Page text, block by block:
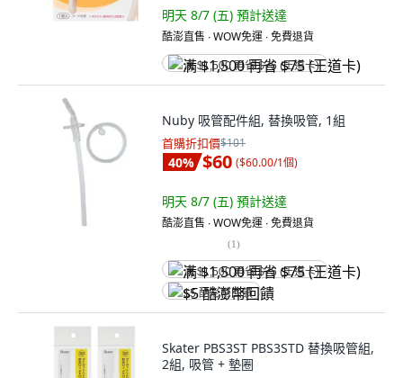
明天 8/7 (五) 預計送達
酷澎直售 ∙ WOW免運 ∙ 免費退貨
满 $1,500 再省 $75 (王道卡)
Nuby 吸管配件組, 替換吸管, 1組
首購折扣價$101
40% $60 ($60.00/1個)
明天 8/7 (五) 預計送達
酷澎直售 ∙ WOW免運 ∙ 免費退貨
(1)
满 $1,500 再省 $75 (王道卡)
$5 酷澎幣回饋
Skater PBS3ST PBS3STD 替換吸管組,
2組, 吸管 + 墊圈